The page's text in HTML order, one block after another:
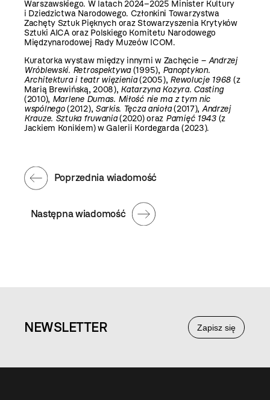
Warszawskiego. W latach 2024–2025 Minister Kultury
i Dziedzictwa Narodowego. Członkini Towarzystwa
Zachęty Sztuk Pięknych oraz Stowarzyszenia Krytyków
Sztuki AICA oraz Polskiego Komitetu Narodowego
Międzynarodowej Rady Muzeów ICOM.
Kuratorka wystaw między innymi w Zachęcie – Andrzej
Wróblewski. Retrospektywa(1995), Panoptykon.
Architektura i teatr więzienia(2005), Rewolucje 1968 (z
Marią Brewińską, 2008), Katarzyna Kozyra. Casting
(2010), Marlene Dumas. Miłość nie ma z tym nic
wspólnego(2012), Sarkis. Tęcza anioła(2017), Andrzej
Krauze. Sztuka fruwania(2020) oraz Pamięć 1943(z
Jackiem Konikiem) w Galerii Kordegarda (2023).
Następna wiadomość
Poprzednia wiadomość
Zapisz się
NEWSLETTER